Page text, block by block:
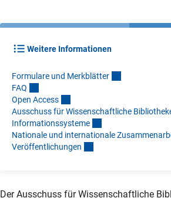
Weitere Informationen
Formulare und Merkblätter
FAQ
Open Access
Ausschuss für Wissenschaftliche
Informationssysteme
Nationale und internationale
Veröffentlichungen
Der Ausschuss für Wissenschaftliche